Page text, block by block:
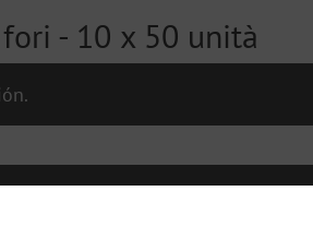
- 10 x 50 unità